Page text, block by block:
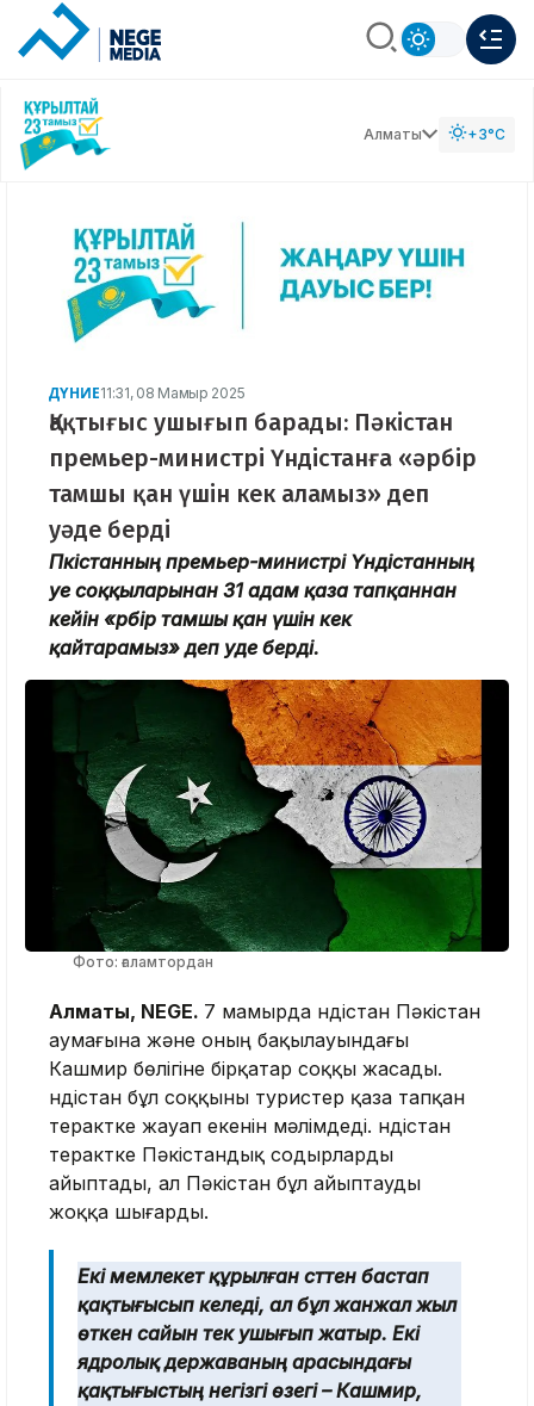
Алматы +3°C
ДҮНИЕ11:31, 08 Мамыр 2025
Қақтығыс ушығып барады: Пәкістан
премьер-министрі Үндістанға «әрбір
тамшы қан үшін кек аламыз» деп
уәде берді
Пәкістанның премьер-министрі Үндістанның
әуе соққыларынан 31 адам қаза тапқаннан
кейін «әрбір тамшы қан үшін кек
қайтарамыз» деп уәде берді.
Фото: ғаламтордан
Алматы, NEGE. 7 мамырда Үндістан Пәкістан
аумағына және оның бақылауындағы
Кашмир бөлігіне бірқатар соққы жасады.
Үндістан бұл соққыны туристер қаза тапқан
терактке жауап екенін мәлімдеді. Үндістан
терактке Пәкістандық содырларды
айыптады, ал Пәкістан бұл айыптауды
жоққа шығарды.
Екі мемлекет құрылған сәттен бастап
қақтығысып келеді, ал бұл жанжал жыл
өткен сайын тек ушығып жатыр. Екі
ядролық державаның арасындағы
қақтығыстың негізгі өзегі – Кашмир,